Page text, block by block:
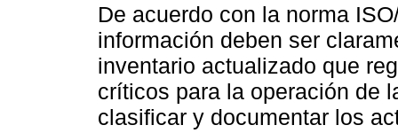
De acuerdo con la norma
información deben ser
inventario actualizado que
críticos para la operación de
clasificar y documentar los